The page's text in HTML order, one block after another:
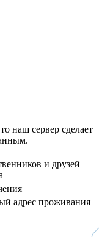
наш сервер сделает
и друзей
адрес проживания